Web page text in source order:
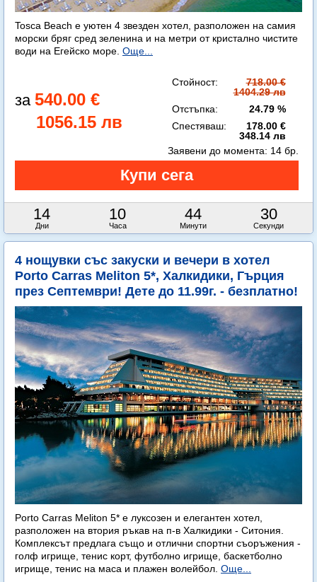
Tosca Beach е уютен 4 звезден хотел, разположен на самия
морски бряг сред зеленина и на метри от кристално чистите
води на Егейско море. Още...
540.00 €
1056.15 лв
Стойност:
718.00 €
1404.29 лв
Отстъпка:
24.79 %
Спестяваш:
178.00 €
348.14 лв
14
Дни
10
Часа
44
Минути
29
Секунди
Заявени до момента: 14 бр.
4 нощувки със закуски и вечери в хотел
Porto Carras Meliton 5*, Халкидики, Гърция
през Септември! Дете до 11.99г. - безплатно!
Porto Carras Meliton 5* е луксозен и елегантен хотел,
разположен на втория ръкав на п-в Халкидики - Ситония.
Комплексът предлага също и отлични спортни съоръжения -
голф игрище, тенис корт, футболно игрище, баскетболно
игрище, тенис на маса и плажен волейбол. Още...